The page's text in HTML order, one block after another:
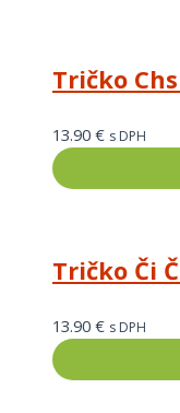
Tričko
13.90 € s DPH
Tričko Či
13.90 € s DPH